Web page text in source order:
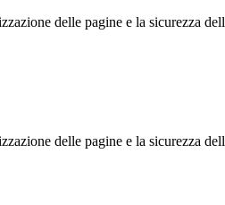
delle pagine e la sicurezza
delle pagine e la sicurezza